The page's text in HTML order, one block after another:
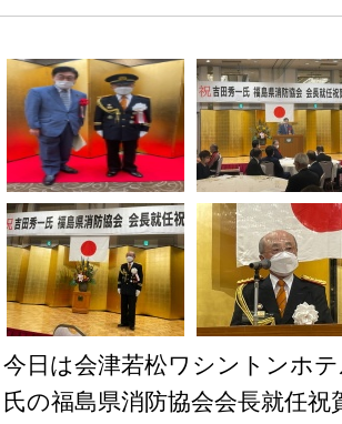
今日は会津若松ワシントンホ
氏の福島県消防協会会長就任